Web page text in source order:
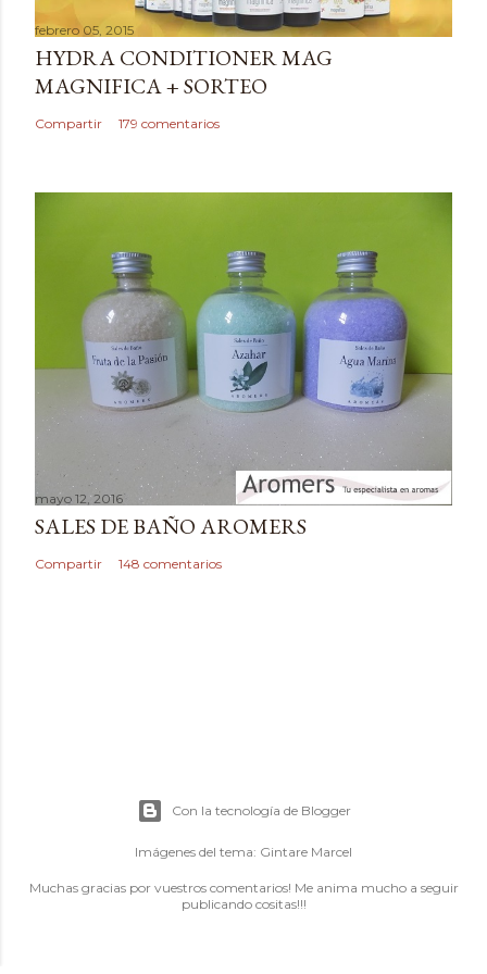
a
r
u
n
c
o
febrero 05, 2015
HYDRA CONDITIONER MAG
MAGNIFICA + SORTEO
Compartir 179 comentarios
mayo 12, 2016
SALES DE BAÑO AROMERS
Compartir 148 comentarios
Con la tecnología de Blogger
Imágenes del tema: Gintare Marcel
Muchas gracias por vuestros comentarios! Me anima mucho a seguir
publicando cositas!!!